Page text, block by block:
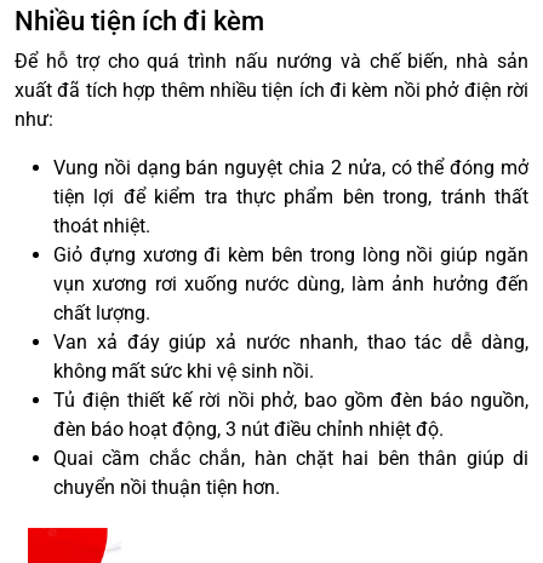
Nhiều tiện ích đi kèm
Để hỗ trợ cho quá trình nấu nướng và chế biến, nhà sản
xuất đã tích hợp thêm nhiều tiện ích đi kèm nồi phở điện rời
như:
Vung nồi dạng bán nguyệt chia 2 nửa, có thể đóng mở
tiện lợi để kiểm tra thực phẩm bên trong, tránh thất
thoát nhiệt.
Giỏ đựng xương đi kèm bên trong lòng nồi giúp ngăn
vụn xương rơi xuống nước dùng, làm ảnh hưởng đến
chất lượng.
Van xả đáy giúp xả nước nhanh, thao tác dễ dàng,
không mất sức khi vệ sinh nồi.
Tủ điện thiết kế rời nồi phở, bao gồm đèn báo nguồn,
đèn báo hoạt động, 3 nút điều chỉnh nhiệt độ.
Quai cầm chắc chắn, hàn chặt hai bên thân giúp di
chuyển nồi thuận tiện hơn.